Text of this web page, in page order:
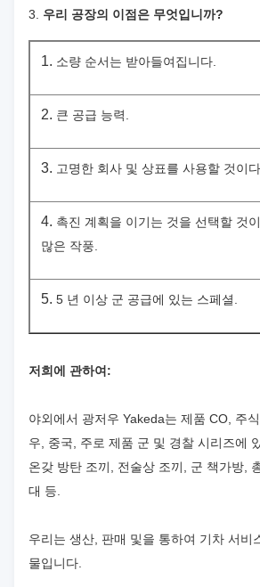
3. 우리 공장의 이점은 무엇입니까?
1. 소량 순서는 받아들여집니다.
2. 큰 공급 능력.
3. 고명한 회사 및 상표를 사용할 것이
4. 촉진 계획을 이기는 것을 선택할 것
많은 작풍.
5. 5 년 이상 군 공급에 있는 스페셜.
저희에 관하여:
야외에서 광저우 Yakeda는 제품 CO, 주
우, 중국, 주로 제품 군 및 경찰 시리즈에
온갖 방탄 조끼, 전술상 조끼, 군 책가방,
대 등.
우리는 생산, 판매 및을 통하여 기차 서비
물입니다.